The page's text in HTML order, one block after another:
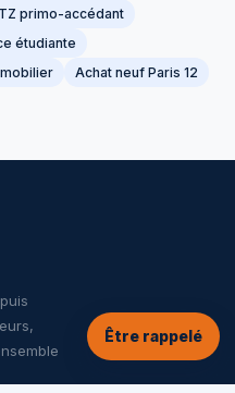
primo-accédant
étudiante
Achat neuf Paris 12
Être rappelé